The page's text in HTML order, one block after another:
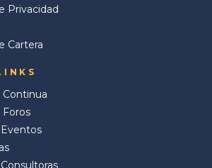
Privacidad
Cartera
Continua